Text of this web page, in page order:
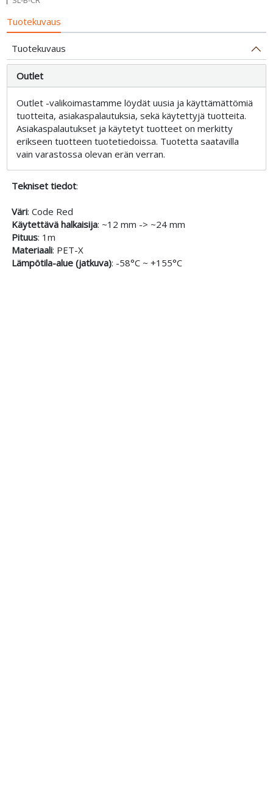
Tuotekuvaus
Tuotekuvaus
Outlet
Outlet -valikoimastamme löydät uusia ja käyttämättömiä
tuotteita, asiakaspalautuksia, sekä käytettyjä tuotteita.
Asiakaspalautukset ja käytetyt tuotteet on merkitty
erikseen tuotteen tuotetiedoissa. Tuotetta saatavilla
vain varastossa olevan erän verran.
Tekniset tiedot:
Väri: Code Red
Käytettävä halkaisija: ~12 mm -> ~24 mm
Pituus: 1m
Materiaali: PET-X
Lämpötila-alue (jatkuva): -58°C ~ +155°C